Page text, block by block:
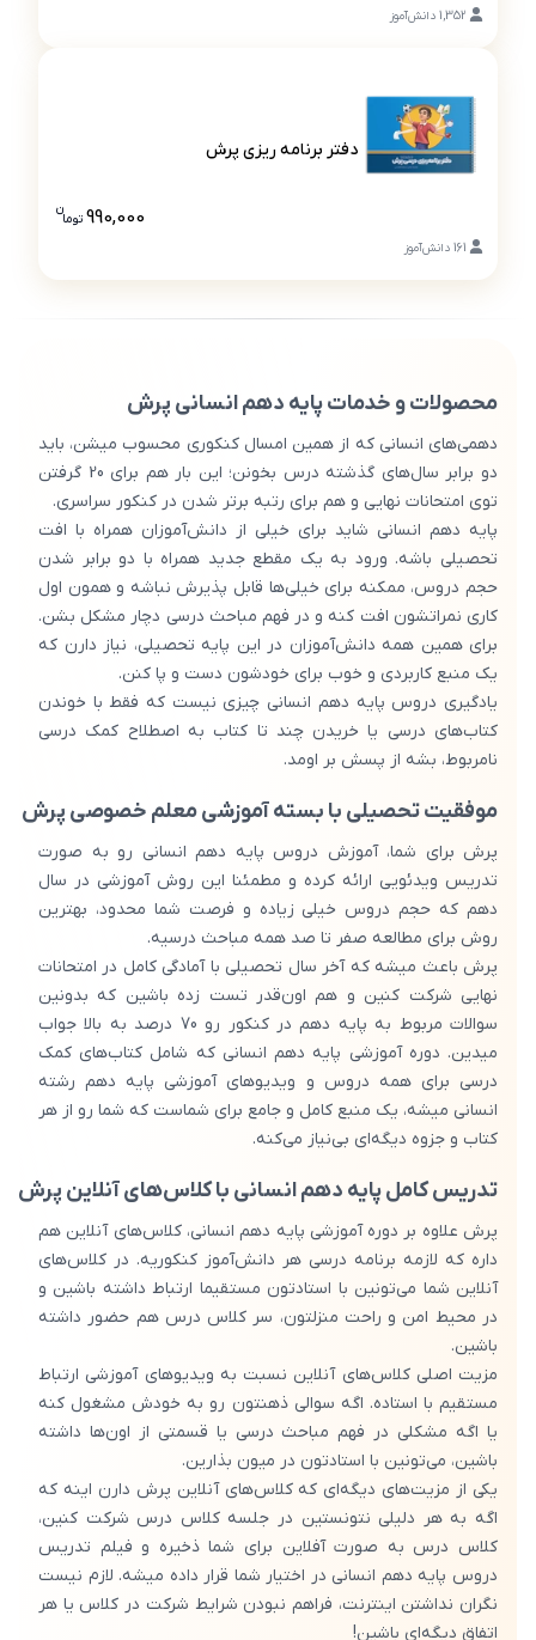
1,352 دانش‌آموز
161 دانش‌آموز
دفتر برنامه ریزی پرش
990,000 توما
ن
محصولات و خدمات پایه دهم انسانی پرش
دهمی‌های انسانی که از همین امسال کنکوری محسوب میشن، باید
دو برابر سال‌های گذشته درس بخونن؛ این بار هم برای 20 گرفتن
توی امتحانات نهایی و هم برای رتبه برتر شدن در کنکور سراسری.
پایه دهم انسانی شاید برای خیلی از دانش‌آموزان همراه با افت
تحصیلی باشه. ورود به یک مقطع جدید همراه با دو برابر شدن
حجم دروس، ممکنه برای خیلی‌ها قابل پذیرش نباشه و همون اول
کاری نمراتشون افت کنه و در فهم مباحث درسی دچار مشکل بشن.
برای همین همه دانش‌آموزان در این پایه تحصیلی، نیاز دارن که
یک منبع کاربردی و خوب برای خودشون دست و پا کنن.
یادگیری دروس پایه دهم انسانی چیزی نیست که فقط با خوندن
کتاب‌های درسی یا خریدن چند تا کتاب به اصطلاح کمک درسی
نامربوط، بشه از پسش بر اومد.
موفقیت تحصیلی با بسته آموزشی معلم خصوصی پرش
پرش برای شما، آموزش دروس پایه دهم انسانی رو به صورت
تدریس ویدئویی ارائه کرده و مطمئنا این روش آموزشی در سال
دهم که حجم دروس خیلی زیاده و فرصت شما محدود، بهترین
روش برای مطالعه صفر تا صد همه مباحث درسیه.
پرش باعث میشه که آخر سال تحصیلی با آمادگی کامل در امتحانات
نهایی شرکت کنین و هم اون‌قدر تست زده باشین که بدونین
سوالات مربوط به پایه دهم در کنکور رو 70 درصد به بالا جواب
میدین. دوره آموزشی پایه دهم انسانی که شامل کتاب‌های کمک
درسی برای همه دروس و ویدیوهای آموزشی پایه دهم رشته
انسانی میشه، یک منبع کامل و جامع برای شماست که شما رو از هر
کتاب و جزوه دیگه‌ای بی‌نیاز می‌کنه.
تدریس کامل پایه دهم انسانی با کلاس‌های آنلاین پرش
پرش علاوه بر دوره آموزشی پایه دهم انسانی، کلاس‌های آنلاین هم
داره که لازمه برنامه درسی هر دانش‌آموز کنکوریه. در کلاس‌های
آنلاین شما می‌تونین با استادتون مستقیما ارتباط داشته باشین و
در محیط امن و راحت منزلتون، سر کلاس درس هم حضور داشته
باشین.
مزیت اصلی کلاس‌های آنلاین نسبت به ویدیوهای آموزشی ارتباط
مستقیم با استاده. اگه سوالی ذهنتون رو به خودش مشغول کنه
یا اگه مشکلی در فهم مباحث درسی یا قسمتی از اون‌ها داشته
باشین، می‌تونین با استادتون در میون بذارین.
یکی از مزیت‌های دیگه‌ای که کلاس‌های آنلاین پرش دارن اینه که
اگه به هر دلیلی نتونستین در جلسه کلاس درس شرکت کنین،
کلاس درس به صورت آفلاین برای شما ذخیره و فیلم تدریس
دروس پایه دهم انسانی در اختیار شما قرار داده میشه. لازم نیست
نگران نداشتن اینترنت، فراهم نبودن شرایط شرکت در کلاس یا هر
اتفاق دیگه‌ای باشین!